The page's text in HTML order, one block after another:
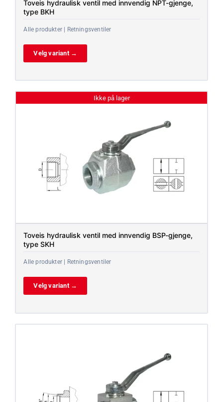
Toveis hydraulisk ventil med innvendig NPT-gjenge,
type BKH
Alle produkter | Retningsventiler
Velg variant →
Ikke på lager
Toveis hydraulisk ventil med innvendig BSP-gjenge,
type SKH
Alle produkter | Retningsventiler
Velg variant →